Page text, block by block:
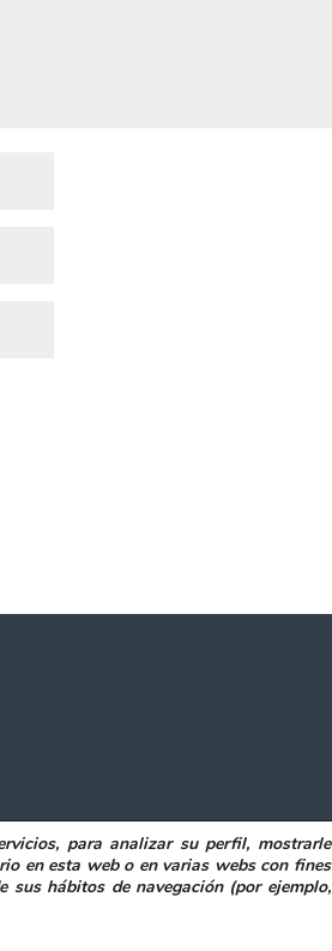
DECLARACIÓN DE ACCESIBILIDAD
para analizar su perfil, mostrarle
en esta web o en varias webs con fines
hábitos de navegación (por ejemplo,